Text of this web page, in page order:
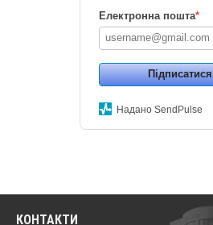
Електронна пошта*
Підписатися
Надано SendPulse
КОНТАКТИ